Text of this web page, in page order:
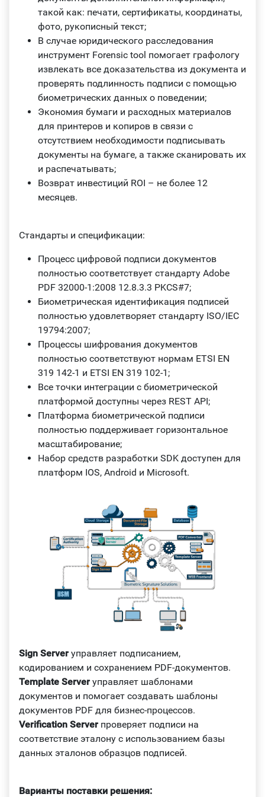
такой как: печати, сертификаты, координаты,
фото, рукописный текст;
В случае юридического расследования
инструмент Forensic tool помогает графологу
извлекать все доказательства из документа и
проверять подлинность подписи с помощью
биометрических данных о поведении;
Экономия бумаги и расходных материалов
для принтеров и копиров в связи с
отсутствием необходимости подписывать
документы на бумаге, а также сканировать их
и распечатывать;
Возврат инвестиций ROI – не более 12
месяцев.
Стандарты и спецификации:
Процесс цифровой подписи документов
полностью соответствует стандарту Adobe
PDF 32000-1:2008 12.8.3.3 PKCS#7;
Биометрическая идентификация подписей
полностью удовлетворяет стандарту ISO/IEC
19794:2007;
Процессы шифрования документов
полностью соответствуют нормам ETSI EN
319 142-1 и ETSI EN 319 102-1;
Все точки интеграции с биометрической
платформой доступны через REST API;
Платформа биометрической подписи
полностью поддерживает горизонтальное
масштабирование;
Набор средств разработки SDK доступен для
платформ IOS, Android и Microsoft.
Sign Server управляет подписанием,
кодированием и сохранением PDF-документов.
Template Server управляет шаблонами
документов и помогает создавать шаблоны
документов PDF для бизнес-процессов.
Verification Server проверяет подписи на
соответствие эталону с использованием базы
данных эталонов образцов подписей.
Варианты поставки решения: